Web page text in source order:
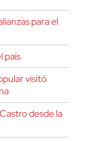
para el
país
visitó
desde la